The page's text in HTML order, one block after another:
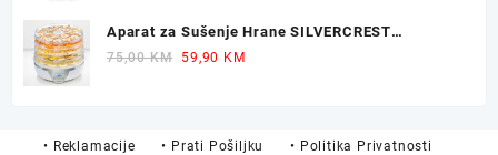
was:
Aparat za Sušenje Hrane SILVERCREST
Dehidrator 350W
75,00KM
Original
59,90 KMCurrent
• Reklamacije
• Prati Pošiljku • Politika Privatnosti